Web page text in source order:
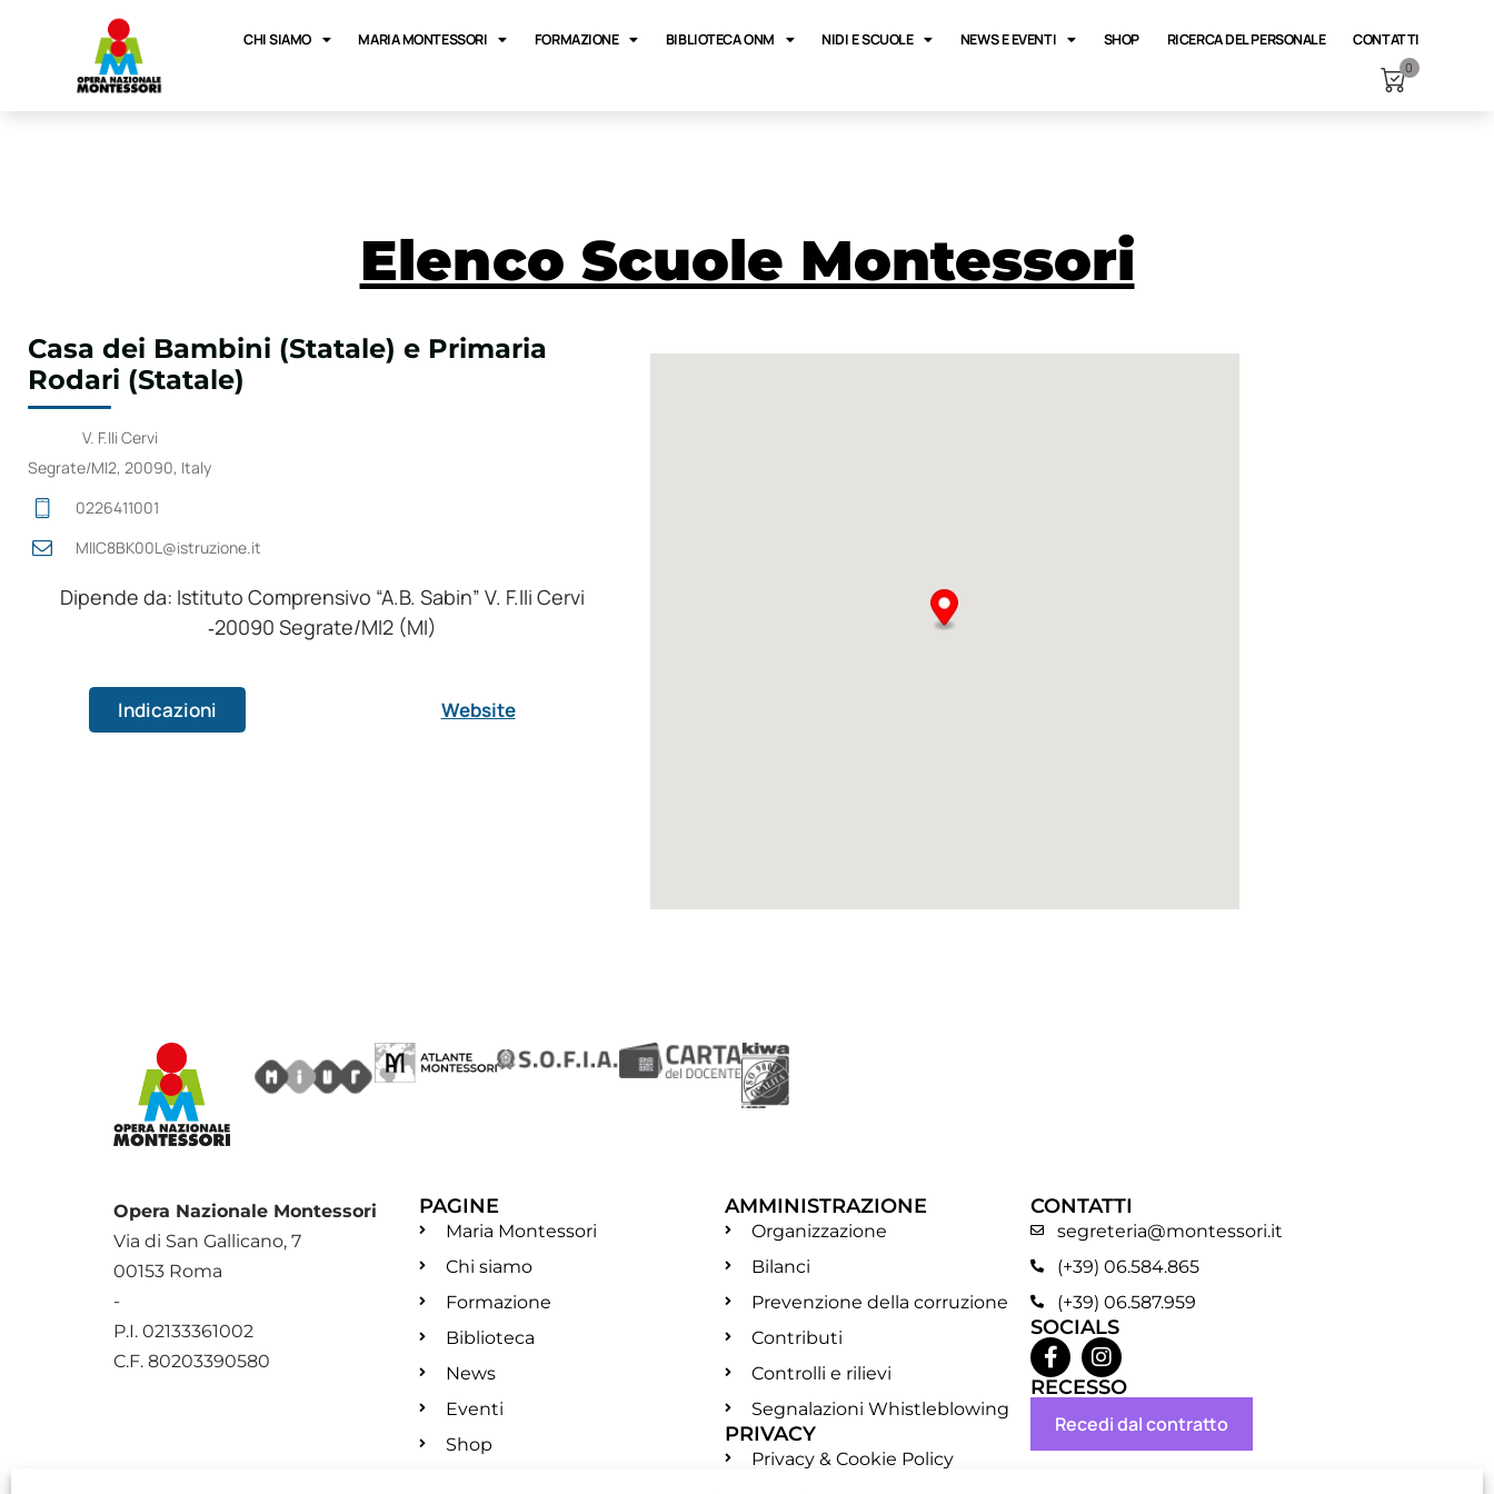
CHI SIAMO MARIA MONTESSORI FORMAZIONE BIBLIOTECA ONM NIDI E SCUOLE NEWS E EVENTI SHOP RICERCA DEL PERSONALE CONTATTI
0
Elenco Scuole Montessori
Casa dei Bambini (Statale) e Primaria
Rodari (Statale)
V. F.lli Cervi
Segrate/MI2, 20090, Italy
0226411001
MIIC8BK00L@istruzione.it
Dipende da: Istituto Comprensivo “A.B. Sabin” V. F.lli Cervi
‑20090 Segrate/MI2 (MI)
Indicazioni Website
Opera Nazionale Montessori
Via di San Gallicano, 7
00153 Roma
-
P.I. 02133361002
C.F. 80203390580
PAGINE
Maria Montessori
Chi siamo
Formazione
Biblioteca
News
Eventi
Shop
AMMINISTRAZIONE
Organizzazione
Bilanci
Prevenzione della corruzione
Contributi
Controlli e rilievi
Segnalazioni Whistleblowing
PRIVACY
Privacy & Cookie Policy
CONTATTI
segreteria@montessori.it
(+39) 06.584.865
(+39) 06.587.959
SOCIALS
RECESSO
Recedi dal contratto